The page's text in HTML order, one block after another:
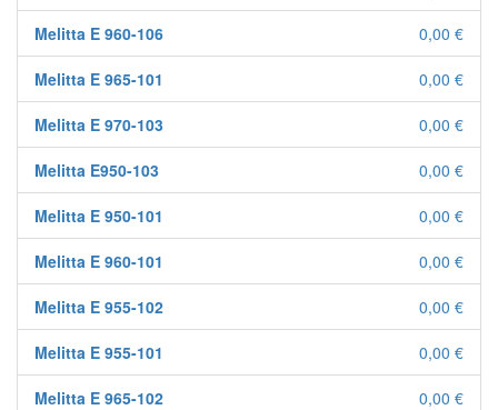
Melitta E 960-106 0,00 €
Melitta E 965-101 0,00 €
Melitta E 970-103 0,00 €
Melitta E950-103 0,00 €
Melitta E 950-101 0,00 €
Melitta E 960-101 0,00 €
Melitta E 955-102 0,00 €
Melitta E 955-101 0,00 €
Melitta E 965-102 0,00 €